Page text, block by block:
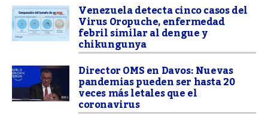
Venezuela detecta cinco casos del
Virus Oropuche, enfermedad
febril similar al dengue y
chikungunya
Director OMS en Davos: Nuevas
pandemias pueden ser hasta 20
veces más letales que el
coronavirus